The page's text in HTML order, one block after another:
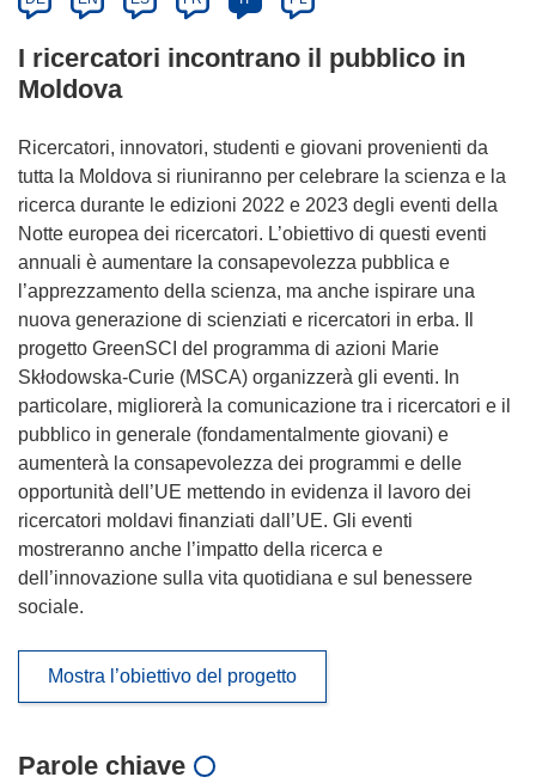
I ricercatori incontrano il pubblico in
Moldova
Ricercatori, innovatori, studenti e giovani provenienti da
tutta la Moldova si riuniranno per celebrare la scienza e la
ricerca durante le edizioni 2022 e 2023 degli eventi della
Notte europea dei ricercatori. L’obiettivo di questi eventi
annuali è aumentare la consapevolezza pubblica e
l’apprezzamento della scienza, ma anche ispirare una
nuova generazione di scienziati e ricercatori in erba. Il
progetto GreenSCI del programma di azioni Marie
Skłodowska-Curie (MSCA) organizzerà gli eventi. In
particolare, migliorerà la comunicazione tra i ricercatori e il
pubblico in generale (fondamentalmente giovani) e
aumenterà la consapevolezza dei programmi e delle
opportunità dell’UE mettendo in evidenza il lavoro dei
ricercatori moldavi finanziati dall’UE. Gli eventi
mostreranno anche l’impatto della ricerca e
dell’innovazione sulla vita quotidiana e sul benessere
sociale.
Mostra l’obiettivo del progetto
Parole chiave